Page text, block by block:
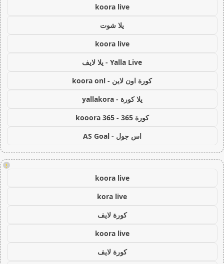
koora live
يلا شوت
koora live
Yalla Live - يلا لايف
كورة اون لاين - koora onl
يلا كورة - yallakora
كورة 365 - kooora 365
اس جول - AS Goal
!
koora live
kora live
كورة لايف
koora live
كورة لايف